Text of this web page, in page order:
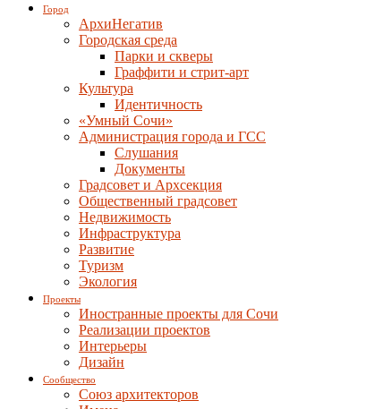
Город
АрхиНегатив
Городская среда
Парки и скверы
Граффити и стрит-арт
Культура
Идентичность
«Умный Сочи»
Администрация города и ГСС
Слушания
Документы
Градсовет и Архсекция
Общественный градсовет
Недвижимость
Инфраструктура
Развитие
Туризм
Экология
Проекты
Иностранные проекты для Сочи
Реализации проектов
Интерьеры
Дизайн
Сообщество
Союз архитекторов